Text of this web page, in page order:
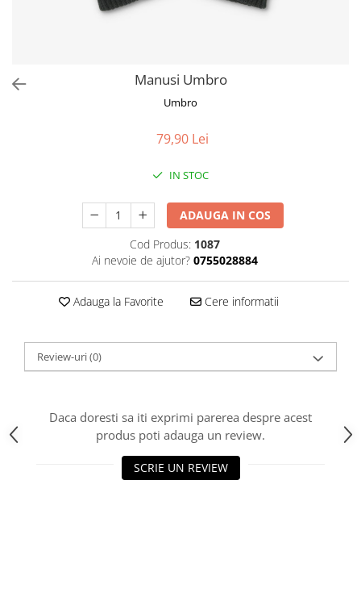
Manusi Umbro
Umbro
79,90 Lei
IN STOC
ADAUGA IN COS
Cod Produs: 1087
Ai nevoie de ajutor? 0755028884
Adauga la Favorite Cere informatii
Review-uri(0)
Daca doresti sa iti exprimi parerea despre acest
produs poti adauga un review.
SCRIE UN REVIEW